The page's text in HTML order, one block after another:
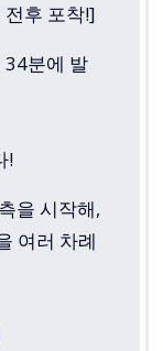
후 포착!]
34분에 발
!
을 시작해,
여러 차례